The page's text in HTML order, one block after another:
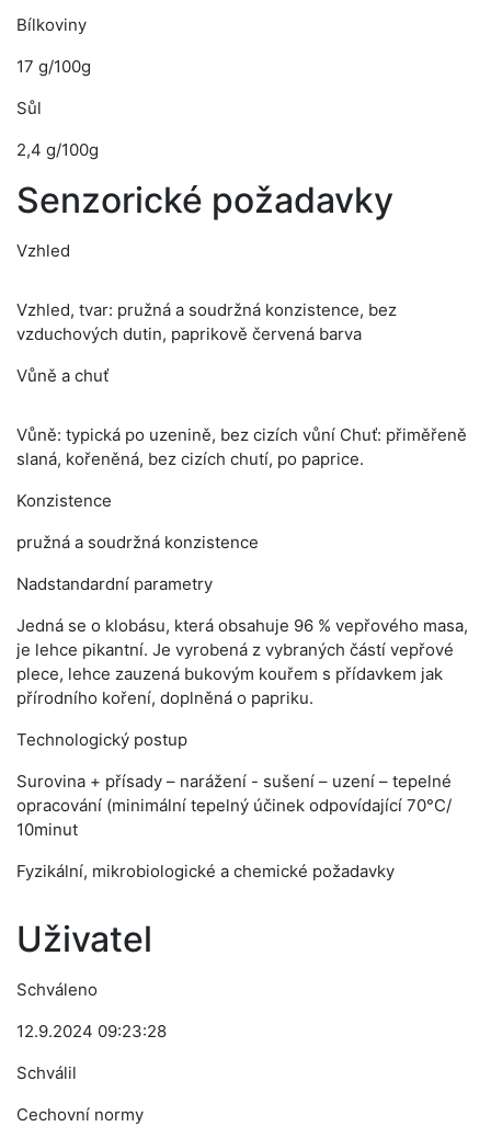
Bílkoviny
17 g/100g
Sůl
2,4 g/100g
Senzorické požadavky
Vzhled
Vzhled, tvar: pružná a soudržná konzistence, bez
vzduchových dutin, paprikově červená barva
Vůně a chuť
Vůně: typická po uzenině, bez cizích vůní Chuť: přiměřeně
slaná, kořeněná, bez cizích chutí, po paprice.
Konzistence
pružná a soudržná konzistence
Nadstandardní parametry
Jedná se o klobásu, která obsahuje 96 % vepřového masa,
je lehce pikantní. Je vyrobená z vybraných částí vepřové
plece, lehce zauzená bukovým kouřem s přídavkem jak
přírodního koření, doplněná o papriku.
Technologický postup
Surovina + přísady – narážení - sušení – uzení – tepelné
opracování (minimální tepelný účinek odpovídající 70°C/
10minut
Fyzikální, mikrobiologické a chemické požadavky
Uživatel
Schváleno
12.9.2024 09:23:28
Schválil
Cechovní normy